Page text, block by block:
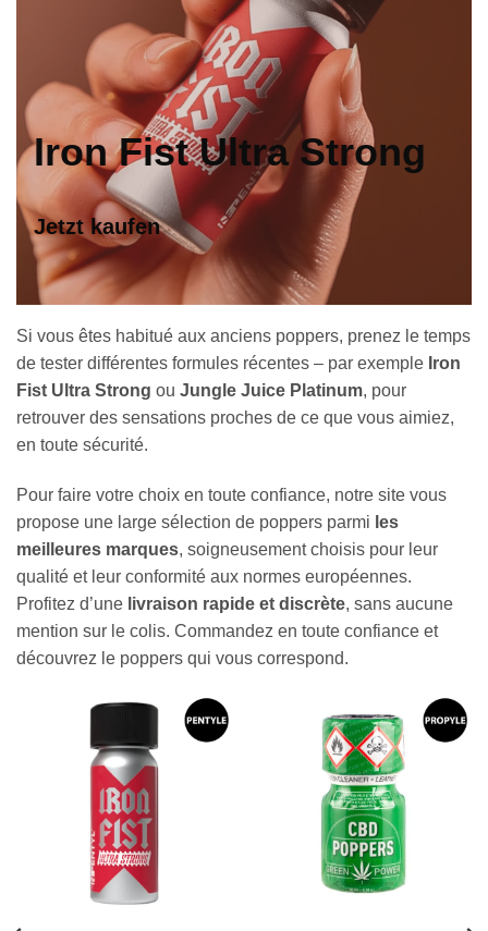
Iron Fist Ultra Strong
Jetzt kaufen
Si vous êtes habitué aux anciens poppers, prenez le temps
de tester différentes formules récentes – par exemple Iron
Fist Ultra Strong ou Jungle Juice Platinum, pour
retrouver des sensations proches de ce que vous aimiez,
en toute sécurité.
Pour faire votre choix en toute confiance, notre site vous
propose une large sélection de poppers parmi les
meilleures marques, soigneusement choisis pour leur
qualité et leur conformité aux normes européennes.
Profitez d’une livraison rapide et discrète, sans aucune
mention sur le colis. Commandez en toute confiance et
découvrez le poppers qui vous correspond.
Appliquer les filtres